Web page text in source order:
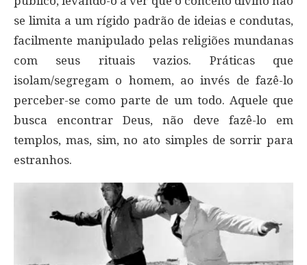
se limita a um rígido padrão de ideias e condutas,
facilmente manipulado pelas religiões mundanas
com seus rituais vazios. Práticas que
isolam/segregam o homem, ao invés de fazê-lo
perceber-se como parte de um todo. Aquele que
busca encontrar Deus, não deve fazê-lo em
templos, mas, sim, no ato simples de sorrir para
estranhos.